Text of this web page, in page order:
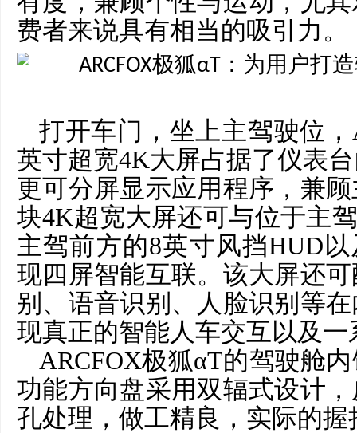
费者来说具有相当的吸引力。
打开车门，坐上主驾驶位，
英寸超宽4K大屏占据了仪表
更可分屏显示应用程序，兼
块4K超宽大屏还可与位于主
主驾前方的8英寸风挡HUD
现四屏智能互联。该大屏还
别、语音识别、人脸识别等
现真正的智能人车交互以及
ARCFOX极狐αT的驾驶舱
功能方向盘采用双辐式设计
孔处理，做工精良，实际的